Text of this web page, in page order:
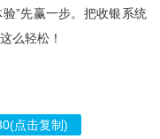
验”先赢一步。把收银系统
么轻松！
(点击复制)